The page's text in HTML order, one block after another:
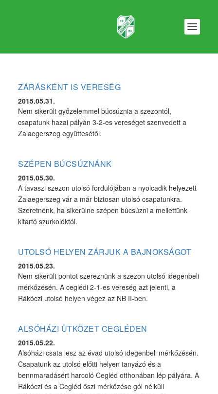
ZÁRÁSKÉNT IS VERESÉG
2015.05.31.
Nem sikerült győzelemmel búcsúznia a szezontól,
csapatunk hazai pályán 3-2-es vereséget szenvedett a
Zalaegerszeg együttesétől.
SZÉPEN BÚCSÚZNÁNK
2015.05.30.
A tavaszi szezon utolsó fordulójában a nyolcadik helyezett
Zalaegerszeg vár a már biztosan utolsó csapatunkra.
Szeretnénk, ha sikerülne szépen búcsúzni a mellettünk
kitartó szurkolóktól.
UTOLSÓ HELYEN ZÁRJUK A BAJNOKSÁGOT
2015.05.23.
Nem sikerült pontot szereznünk a szezon utolsó idegenbeli
mérkőzésén. A ceglédi 2-1-es vereség azt jelenti, a
Rákóczi utolsó helyen végez az NB II-ben.
ALSÓHÁZI ÜTKÖZET CEGLÉDEN
2015.05.22.
Alsóházi csata lesz az évad utolsó idegenbeli mérkőzésén.
Csapatunk az utolsó előtti helyen tanyázó és a
bennmaradásért harcoló Cegléd otthonában lép pályára. A
Rákóczi és a Cegléd őszi mérkőzése gól nélküli